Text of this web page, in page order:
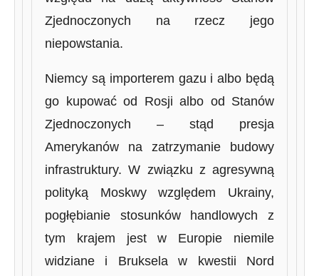
Zjednoczonych na rzecz jego
niepowstania.
Niemcy są importerem gazu i albo będą
go kupować od Rosji albo od Stanów
Zjednoczonych – stąd presja
Amerykanów na zatrzymanie budowy
infrastruktury. W związku z agresywną
polityką Moskwy względem Ukrainy,
pogłębianie stosunków handlowych z
tym krajem jest w Europie niemile
widziane i Bruksela w kwestii Nord